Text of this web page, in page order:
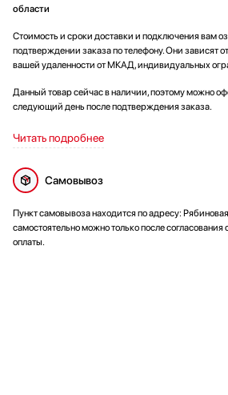
области
Стоимость и сроки доставки и подключения вам
подтверждении заказа по телефону. Они зависят
вашей удаленности от МКАД, индивидуальных
Данный товар сейчас в наличии, поэтому можно
следующий день после подтверждения заказа.
Читать подробнее
Самовывоз
Пункт самовывоза находится по адресу:
самостоятельно можно только после
оплаты.